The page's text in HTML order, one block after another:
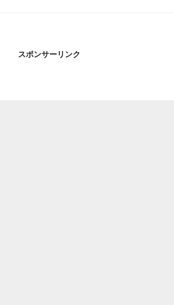
スポンサーリンク